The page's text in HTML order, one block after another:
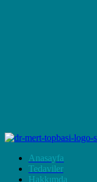
Anasayfa
Tedaviler
Hakkımda